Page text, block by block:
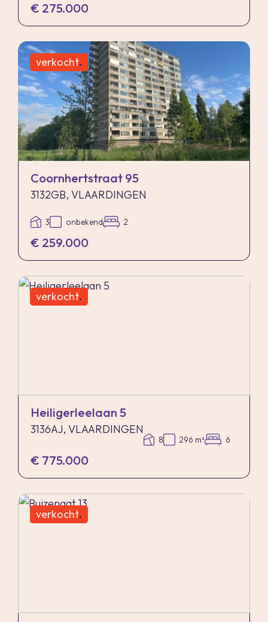
€ 275.000
verkocht.
Coornhertstraat 95
3132GB, VLAARDINGEN
3 onbekend 2
€ 259.000
verkocht.
Heiligerleelaan 5
3136AJ, VLAARDINGEN
8 296 m² 6
€ 775.000
verkocht.